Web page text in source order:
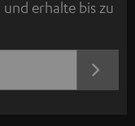
erhalte bis zu
JETZT